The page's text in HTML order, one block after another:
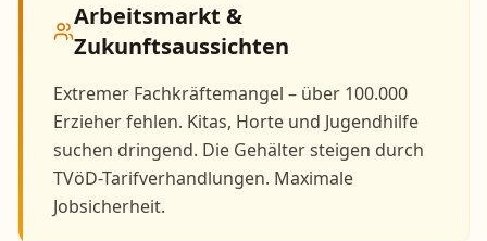
Arbeitsmarkt &
Zukunftsaussichten
Extremer Fachkräftemangel – über 100.000
Erzieher fehlen. Kitas, Horte und Jugendhilfe
suchen dringend. Die Gehälter steigen durch
TVöD-Tarifverhandlungen. Maximale
Jobsicherheit.